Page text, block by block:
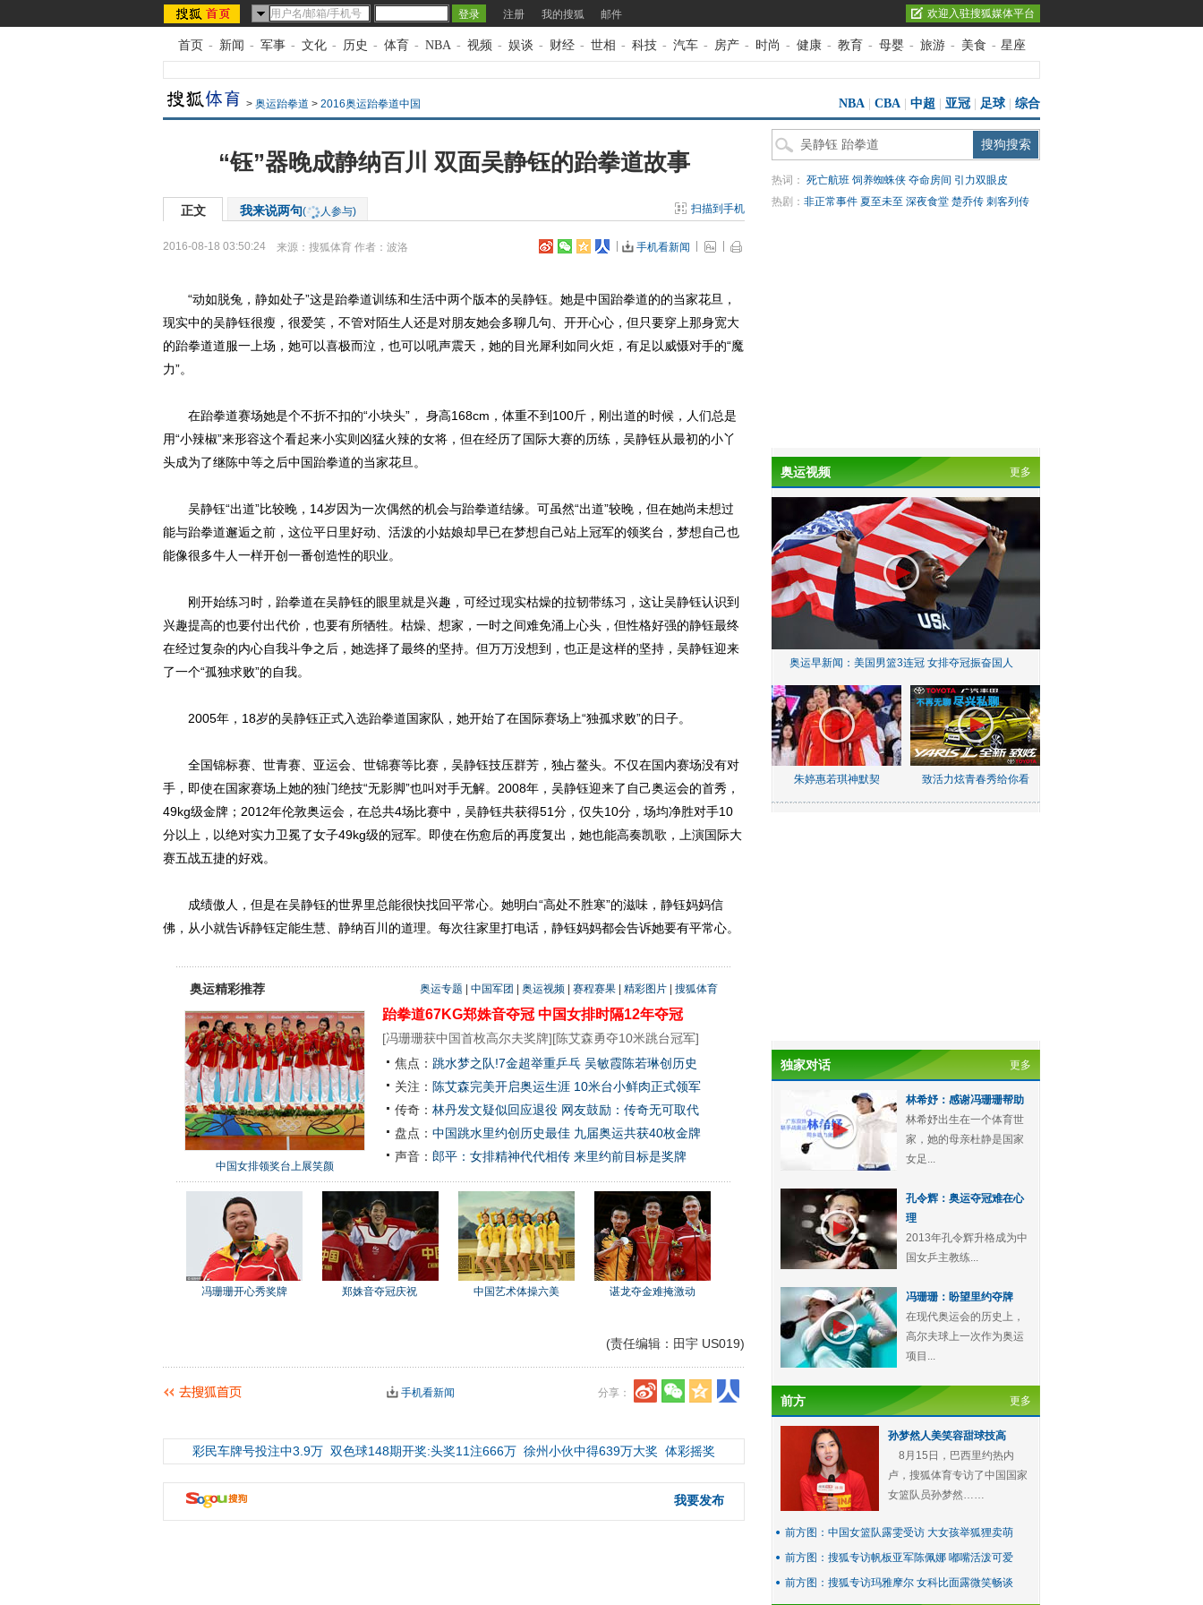
注册 我的搜狐 邮件 欢迎入驻搜狐媒体平台
首页 - 新闻 - 军事 - 文化 - 历史 - 体育 - NBA - 视频 - 娱谈 - 财经 - 世相 - 科技 - 汽车 - 房产 - 时尚 - 健康 - 教育 - 母婴 - 旅游 - 美食 - 星座
> 奥运跆拳道 > 2016奥运跆拳道中国 NBA CBA 中超 亚冠 足球| 综合
“钰”器晚成静纳百川 双面吴静钰的跆拳道故事
正文 我来说两句( 人参与) 扫描到手机
2016-08-18 03:50:24 来源： 搜狐体育 作者：波洛 手机看新闻
“动如脱兔，静如处子”这是跆拳道训练和生活中两个版本的吴静钰。她是中国跆拳道的的当家花旦，
现实中的吴静钰很瘦，很爱笑，不管对陌生人还是对朋友她会多聊几句、开开心心，但只要穿上那身宽大
的跆拳道道服一上场，她可以喜极而泣，也可以吼声震天，她的目光犀利如同火炬，有足以威慑对手的“魔
力”。
在跆拳道赛场她是个不折不扣的“小块头”， 身高168cm，体重不到100斤，刚出道的时候，人们总是
用“小辣椒”来形容这个看起来小实则凶猛火辣的女将，但在经历了国际大赛的历练，吴静钰从最初的小丫
头成为了继陈中等之后中国跆拳道的当家花旦。
吴静钰“出道”比较晚，14岁因为一次偶然的机会与跆拳道结缘。可虽然“出道”较晚，但在她尚未想过
能与跆拳道邂逅之前，这位平日里好动、活泼的小姑娘却早已在梦想自己站上冠军的领奖台，梦想自己也
能像很多牛人一样开创一番创造性的职业。
刚开始练习时，跆拳道在吴静钰的眼里就是兴趣，可经过现实枯燥的拉韧带练习，这让吴静钰认识到
兴趣提高的也要付出代价，也要有所牺牲。枯燥、想家，一时之间难免涌上心头，但性格好强的静钰最终
在经过复杂的内心自我斗争之后，她选择了最终的坚持。但万万没想到，也正是这样的坚持，吴静钰迎来
了一个“孤独求败”的自我。
2005年，18岁的吴静钰正式入选跆拳道国家队，她开始了在国际赛场上“独孤求败”的日子。
全国锦标赛、世青赛、亚运会、世锦赛等比赛，吴静钰技压群芳，独占鳌头。不仅在国内赛场没有对
手，即使在国家赛场上她的独门绝技“无影脚”也叫对手无解。2008年，吴静钰迎来了自己奥运会的首秀，
49kg级金牌；2012年伦敦奥运会，在总共4场比赛中，吴静钰共获得51分，仅失10分，场均净胜对手10
分以上，以绝对实力卫冕了女子49kg级的冠军。即使在伤愈后的再度复出，她也能高奏凯歌，上演国际大
赛五战五捷的好戏。
成绩傲人，但是在吴静钰的世界里总能很快找回平常心。她明白“高处不胜寒”的滋味，静钰妈妈信
佛，从小就告诉静钰定能生慧、静纳百川的道理。每次往家里打电话，静钰妈妈都会告诉她要有平常心。
奥运精彩推荐 奥运专题 中国军团 奥运视频 赛程赛果 精彩图片 搜狐体育
中国女排领奖台上展笑颜
跆拳道67KG郑姝音夺冠 中国女排时隔12年夺冠
[冯珊珊获中国首枚高尔夫奖牌][陈艾森勇夺10米跳台冠军]
焦点： 跳水梦之队!7金超举重乒乓 吴敏霞陈若琳创历史
关注： 陈艾森完美开启奥运生涯 10米台小鲜肉正式领军
传奇： 林丹发文疑似回应退役 网友鼓励：传奇无可取代
盘点： 中国跳水里约创历史最佳 九届奥运共获40枚金牌
声音： 郎平：女排精神代代相传 来里约前目标是奖牌
冯珊珊开心秀奖牌 郑姝音夺冠庆祝 中国艺术体操六美 谌龙夺金难掩激动
(责任编辑：田宇 US019)
分享：
手机看新闻
彩民车牌号投注中3.9万 双色球148期开奖:头奖11注666万 徐州小伙中得639万大奖 体彩摇奖
我要发布
热词： 死亡航班 饲养蜘蛛侠 夺命房间 引力双眼皮
热剧： 非正常事件 夏至未至 深夜食堂 楚乔传 刺客列传
奥运视频 更多
奥运早新闻：美国男篮3连冠 女排夺冠振奋国人
朱婷惠若琪神默契 致活力炫青春秀给你看
独家对话 更多
林希妤：感谢冯珊珊帮助
林希妤出生在一个体育世
家，她的母亲杜静是国家
女足...
孔令辉：奥运夺冠难在心
理
2013年孔令辉升格成为中
国女乒主教练...
冯珊珊：盼望里约夺牌
在现代奥运会的历史上，
高尔夫球上一次作为奥运
项目...
前方 更多
孙梦然人美笑容甜球技高
8月15日，巴西里约热内
卢，搜狐体育专访了中国国家
女篮队员孙梦然……
前方图：中国女篮队露雯受访 大女孩举狐狸卖萌
前方图：搜狐专访帆板亚军陈佩娜 嘟嘴活泼可爱
前方图：搜狐专访玛雅摩尔 女科比面露微笑畅谈